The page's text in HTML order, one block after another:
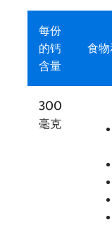
每份
的钙
含量
食
300
毫克